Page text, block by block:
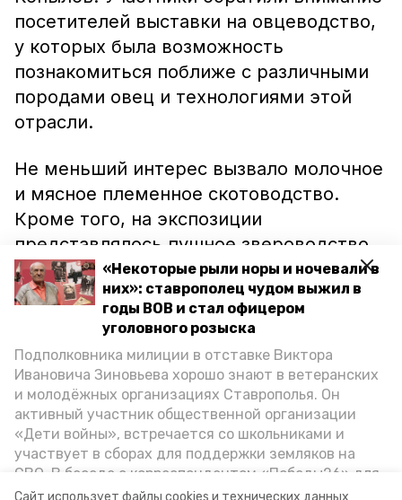
Сайт использует файлы cookies и технических данных
«Некоторые рыли норы и ночевали в
них»: ставрополец чудом выжил в
годы ВОВ и стал офицером
уголовного розыска
Подполковника милиции в отставке Виктора
Ивановича Зиновьева хорошо знают в ветеранских
и молодёжных организациях Ставрополья. Он
активный участник общественной организации
«Дети войны», встречается со школьниками и
участвует в сборах для поддержки земляков на
СВО. В беседе с корреспондентом «Победы26» для
спецпроекта «Дети Великой Отечественной»
посетителей выставки на овцеводство,
у которых была возможность
познакомиться поближе с различными
породами овец и технологиями этой
отрасли.
Не меньший интерес вызвало молочное
и мясное племенное скотоводство.
Кроме того, на экспозиции
представлялось пушное звероводство,
рыбоводство и птицеводство. На
выставке также обсуждались проблемы
отрасли по всему югу страны. По
словам Ивана Копылова, на
Ставрополье широкими темпами растут
племенные хозяйства, и увеличивается
поголовье племенного скота
Ранее сообщалось, что ставропольские
поляобезопасятот хлебной жужелицы и